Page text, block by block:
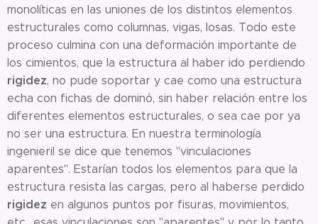
monolíticas en las uniones de los distintos elementos
estructurales como columnas, vigas, losas. Todo este
proceso culmina con una deformación importante de
los cimientos, que la estructura al haber ido perdiendo
rigidez, no pude soportar y cae como una estructura
echa con fichas de dominó, sin haber relación entre los
diferentes elementos estructurales, o sea cae por ya
no ser una estructura. En nuestra terminología
ingenieril se dice que tenemos "vinculaciones
aparentes". Estarían todos los elementos para que la
estructura resista las cargas, pero al haberse perdido
rigidez en algunos puntos por fisuras, movimientos,